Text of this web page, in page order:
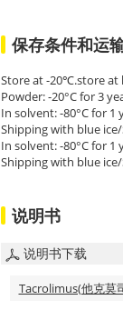
保存条件和运
Store at -20℃.store
Powder: -20°C for 3
In solvent: -80°C for 1
Shipping with blue
In solvent: -80°C for 1
Shipping with blue
说明书
说明书下载
Tacrolimus(他克莫